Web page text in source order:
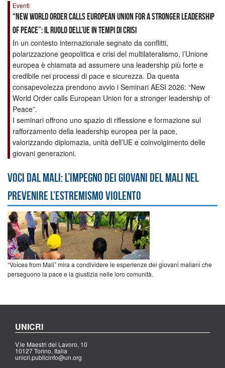
Eventi
“NEW WORLD ORDER CALLS EUROPEAN UNION FOR A STRONGER LEADERSHIP
OF PEACE”: IL RUOLO DELL’UE IN TEMPI DI CRISI
In un contesto internazionale segnato da conflitti,
polarizzazione geopolitica e crisi del multilateralismo, l’Unione
europea è chiamata ad assumere una leadership più forte e
credibile nei processi di pace e sicurezza. Da questa
consapevolezza prendono avvio i Seminari AESI 2026: “New
World Order calls European Union for a stronger leadership of
Peace”.
I seminari offrono uno spazio di riflessione e formazione sul
rafforzamento della leadership europea per la pace,
valorizzando diplomazia, unità dell’UE e coinvolgimento delle
giovani generazioni.
Voci dal Mali: l’impegno dei giovani del Mali nel
prevenire l’estremismo violento
“Voices from Mali” mira a condividere le esperienze dei giovani maliani che
perseguono la pace e la giustizia nelle loro comunità.
UNICRI
V.le Maestri del Lavoro, 10
10127 Torino, Italia
unicri.publicinfo@un.org